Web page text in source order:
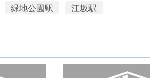
緑地公園駅 江坂駅